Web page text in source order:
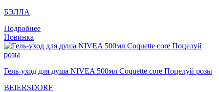
БЭЛЛА
Подробнее
Новинка
Гель-уход для душа NIVEA 500мл Coquette core Поцелуй розы
BEIERSDORF